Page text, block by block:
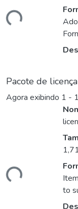
Pacote de licença
Agora exibindo 1 -
to